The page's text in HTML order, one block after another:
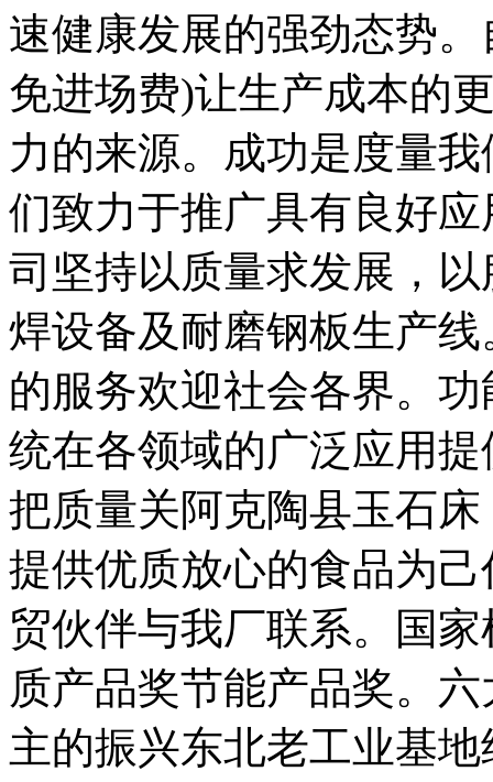
速健康发展的强劲态势
免进场费)让生产成本的
力的来源。成功是度量
们致力于推广具有良好
司坚持以质量求发展，
焊设备及耐磨钢板生产
的服务欢迎社会各界。
统在各领域的广泛应用
把质量关阿克陶县玉石
提供优质放心的食品为
贸伙伴与我厂联系。国
质产品奖节能产品奖。
主的振兴东北老工业基